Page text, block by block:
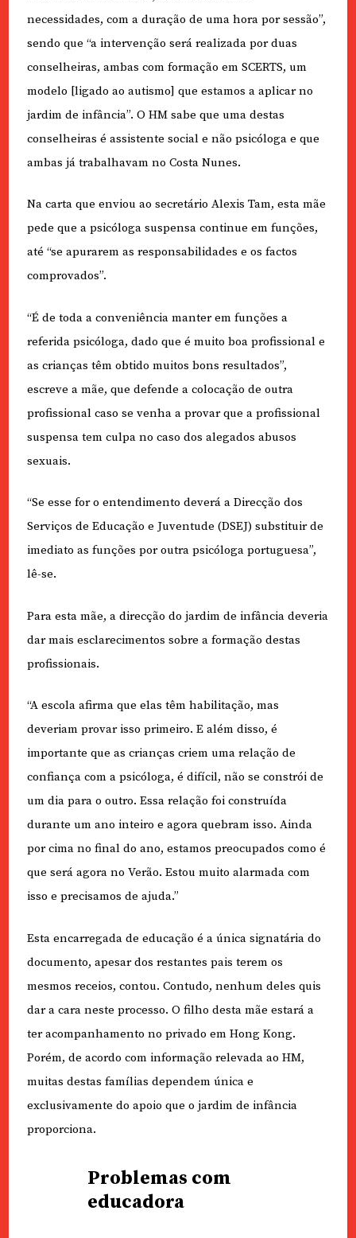
necessidades, com a duração de uma hora por sessão”,
sendo que “a intervenção será realizada por duas
conselheiras, ambas com formação em SCERTS, um
modelo [ligado ao autismo] que estamos a aplicar no
jardim de infância”. O HM sabe que uma destas
conselheiras é assistente social e não psicóloga e que
ambas já trabalhavam no Costa Nunes.
Na carta que enviou ao secretário Alexis Tam, esta mãe
pede que a psicóloga suspensa continue em funções,
até “se apurarem as responsabilidades e os factos
comprovados”.
“É de toda a conveniência manter em funções a
referida psicóloga, dado que é muito boa profissional e
as crianças têm obtido muitos bons resultados”,
escreve a mãe, que defende a colocação de outra
profissional caso se venha a provar que a profissional
suspensa tem culpa no caso dos alegados abusos
sexuais.
“Se esse for o entendimento deverá a Direcção dos
Serviços de Educação e Juventude (DSEJ) substituir de
imediato as funções por outra psicóloga portuguesa”,
lê-se.
Para esta mãe, a direcção do jardim de infância deveria
dar mais esclarecimentos sobre a formação destas
profissionais.
“A escola afirma que elas têm habilitação, mas
deveriam provar isso primeiro. E além disso, é
importante que as crianças criem uma relação de
confiança com a psicóloga, é difícil, não se constrói de
um dia para o outro. Essa relação foi construída
durante um ano inteiro e agora quebram isso. Ainda
por cima no final do ano, estamos preocupados como é
que será agora no Verão. Estou muito alarmada com
isso e precisamos de ajuda.”
Esta encarregada de educação é a única signatária do
documento, apesar dos restantes pais terem os
mesmos receios, contou. Contudo, nenhum deles quis
dar a cara neste processo. O filho desta mãe estará a
ter acompanhamento no privado em Hong Kong.
Porém, de acordo com informação relevada ao HM,
muitas destas famílias dependem única e
exclusivamente do apoio que o jardim de infância
proporciona.
Problemas com
educadora